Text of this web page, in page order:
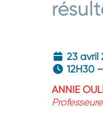
23 avril
12H30
ANNIE